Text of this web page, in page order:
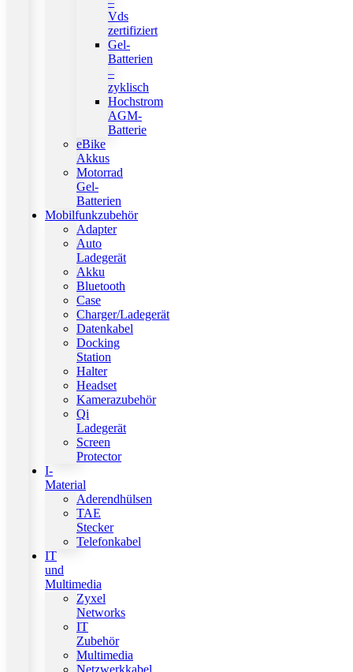
Vds
zertifiziert
Gel-
Batterien
–
zyklisch
Hochstrom
AGM-
Batterie
eBike
Akkus
Motorrad
Gel-
Batterien
Mobilfunkzubehör
Adapter
Auto
Ladegerät
Akku
Bluetooth
Case
Charger/Ladegerät
Datenkabel
Docking
Station
Halter
Headset
Kamerazubehör
Qi
Ladegerät
Screen
Protector
I-
Material
Aderendhülsen
TAE
Stecker
Telefonkabel
IT
und
Multimedia
Zyxel
Networks
IT
Zubehör
Multimedia
Netzwerkkabel